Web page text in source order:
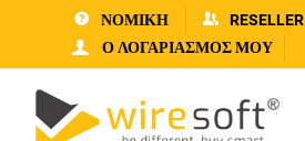
ΝΟΜΙΚΗ RESELLER
Ο ΛΟΓΑΡΙΑΣΜΌΣ ΜΟΥ